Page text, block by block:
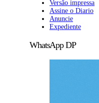
Versão impressa
Assine o Diario
Anuncie
Expediente
WhatsApp DP